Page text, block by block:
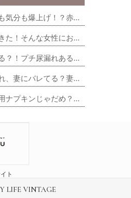
気分も爆上げ！？赤...
た！そんな女性にお...
？！プチ尿漏れある...
、妻にバレてる？妻...
ナプキンじゃだめ？...
ト
LIFE VINTAGE